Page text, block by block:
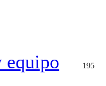
equipo 195